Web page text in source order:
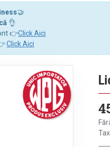
🤝
👌
👉Click Aici
Click Aici